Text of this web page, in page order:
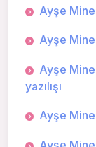
Ayşe
Ayşe Mine
Ayşe
yazılışı
Ayşe